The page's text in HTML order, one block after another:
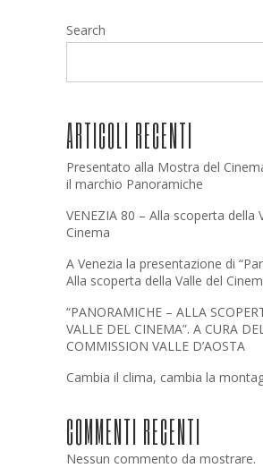
Search
ARTICOLI RECENTI
Presentato alla Mostra del
il marchio Panoramiche
VENEZIA 80 – Alla scoperta della
Cinema
A Venezia la presentazione di
Alla scoperta della Valle del
“PANORAMICHE – ALLA
VALLE DEL CINEMA”. A CURA
COMMISSION VALLE D’AOSTA
Cambia il clima, cambia la
COMMENTI RECENTI
Nessun commento da mostrare.